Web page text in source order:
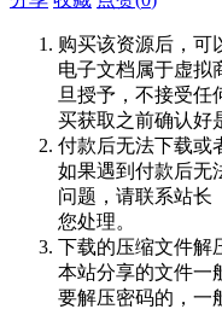
购买该资源后，可
电子文档属于虚拟
旦授予，不接受任
买获取之前确认好
付款后无法下载或
如果遇到付款后无
问题，请联系站长
您处理。
下载的压缩文件解
本站分享的文件一
要解压密码的，一